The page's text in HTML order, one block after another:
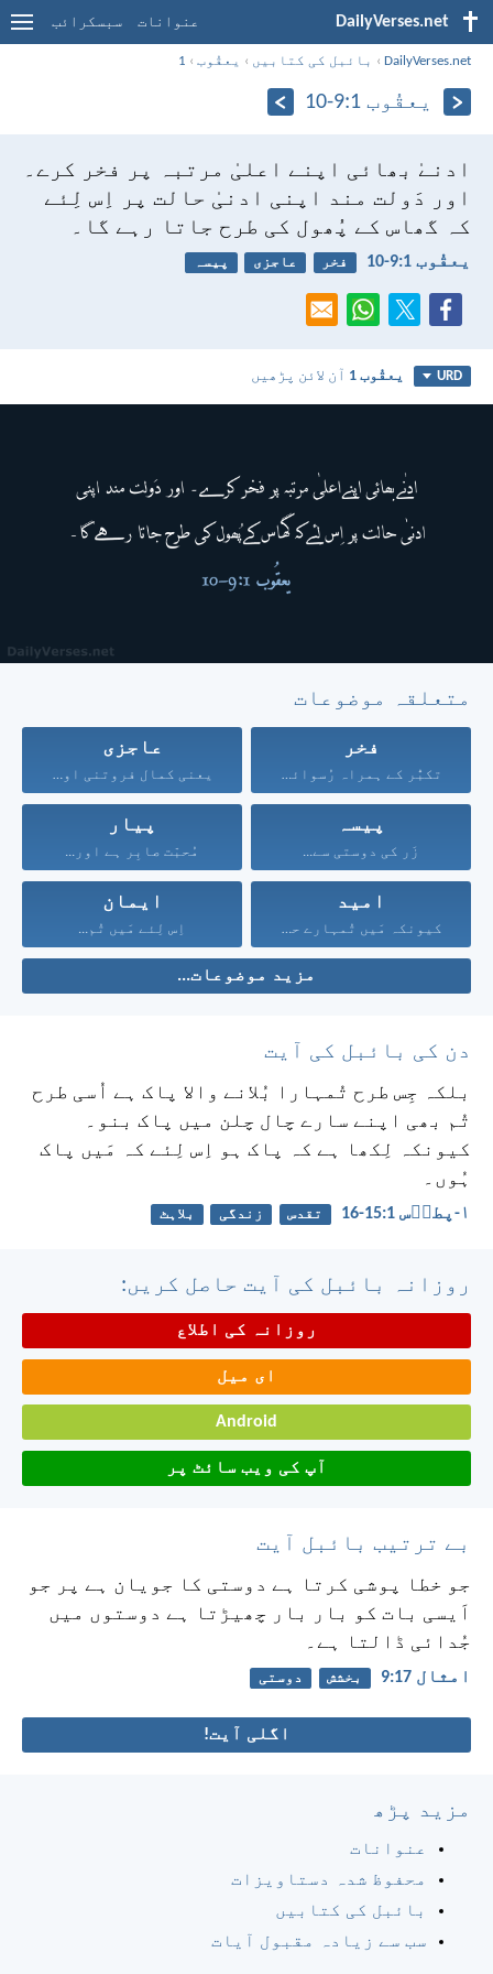
DailyVerses.net عنوانات سبسکرائب
DailyVerses.net
› بائبل کی کتابیں › یعقُوب ›
1
یعقُوب 1:‏9-‏10
ادنےٰ بھائی اپنے اعلیٰ مرتبہ پر فخر کرے۔
اور دَولت مند اپنی ادنیٰ حالت پر اِس لِئے
کہ گھاس کے پُھول کی طرح جاتا رہے گا۔
یعقُوب 1:‏9-‏10 فخر عاجزی پیسہ
URD یعقُوب 1 آن لائن پڑھیں
متعلقہ موضوعات
فخر
تکبُّر کے ہمراہ رُسوائی...
عاجزی
یعنی کمال فروتنی اور...
پیسہ
زَر کی دوستی سے...
پیار
مُحبّت صابِر ہے اور...
امید
کیونکہ مَیں تُمہارے حق...
ایمان
اِس لِئے مَیں تُم...
مزید موضوعات...
دن کی بائبل کی آیت
بلکہ جِس طرح تُمہارا بُلانے والا پاک ہے اُسی طرح
تُم بھی اپنے سارے چال چلن میں پاک بنو۔
کیونکہ لِکھا ہے کہ پاک ہو اِس لِئے کہ مَیں پاک
ہُوں۔
۱-پطرؔس 1:‏15-‏16 تقدس زندگی بلاہٹ
روزانہ بائبل کی آیت حاصل کریں:
روزانہ کی اطلاع
ای میل
Android
آپ کی ویب سائٹ پر
بے ترتیب بائبل آیت
جو خطا پوشی کرتا ہے دوستی کا جویان ہے پر جو
اَیسی بات کو بار بار چھیڑتا ہے دوستوں میں
جُدائی ڈالتا ہے۔
امثال 17:‏9 بخشش دوستی
اگلی آیت!
مزید پڑھ
عنوانات
محفوظ شدہ دستاویزات
بائبل کی کتابیں
سب سے زیادہ مقبول آیات